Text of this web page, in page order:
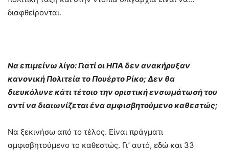
διαφθείρονται.
Να επιμείνω λίγο: Γιατί οι ΗΠΑ δεν ανακήρυξαν
κανονική Πολιτεία το Πουέρτο Ρίκο; Δεν θα
διευκόλυνε κάτι τέτοιο την οριστική ενσωμάτωσή του
αντί να διαιωνίζεται ένα αμφισβητούμενο καθεστώς;
Να ξεκινήσω από το τέλος. Είναι πράγματι
αμφισβητούμενο το καθεστώς. Γι’ αυτό, εδώ και 33